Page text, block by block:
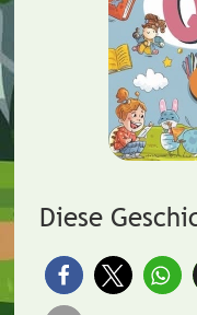
Diese